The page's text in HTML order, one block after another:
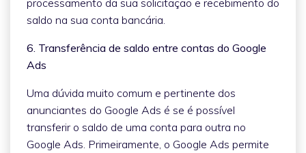
saldo na sua conta bancária.
6. Transferência de saldo entre contas do Google
Ads
Uma dúvida muito comum e pertinente dos
anunciantes do Google Ads é se é possível
transferir o saldo de uma conta para outra no
Google Ads. Primeiramente, o Google Ads permite